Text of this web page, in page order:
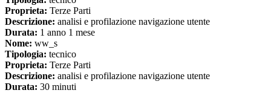
Proprieta: Terze Parti
Descrizione: analisi e profilazione navigazione utente
Durata: 1 anno 1 mese
Nome: ww_s
Tipologia: tecnico
Proprieta: Terze Parti
Descrizione: analisi e profilazione navigazione utente
Durata: 30 minuti